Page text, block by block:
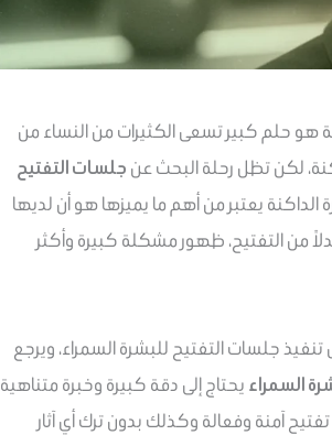
هو حلم كبير تسعى الكثيرات من النساء من
لكن تظل رحلة البحث عن جلسات التفتيح
يعتبر من أهم ما يميزها هو أن لديها
من التفتيح، ظهور مشكلة كبيرة وأكثر
جلسات التفتيح للبشرة السمراء، ويرجع
السمراء يحتاج إلى دقة كبيرة وخبرة متناهية
آمنة وفعالة وكذلك بدون ترك أي آثار